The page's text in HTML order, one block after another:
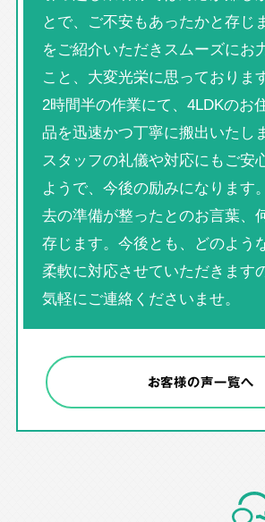
とで、ご不安もあったかと存じ
をご紹介いただきスムーズにお
こと、大変光栄に思っておりま
2時間半の作業にて、4LDKのお
品を迅速かつ丁寧に搬出いたし
スタッフの礼儀や対応にもご安
ようで、今後の励みになります
去の準備が整ったとのお言葉、
存じます。今後とも、どのよう
柔軟に対応させていただきます
気軽にご連絡くださいませ。
お客様の声一覧へ